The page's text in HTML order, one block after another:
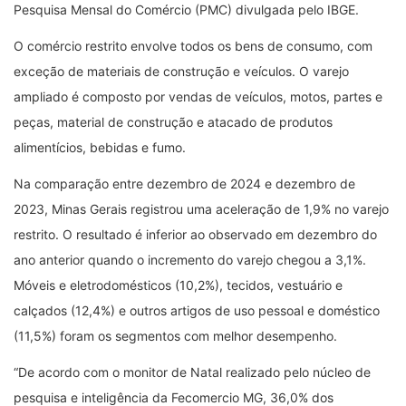
Pesquisa Mensal do Comércio (PMC) divulgada pelo IBGE.
O comércio restrito envolve todos os bens de consumo, com
exceção de materiais de construção e veículos. O varejo
ampliado é composto por vendas de veículos, motos, partes e
peças, material de construção e atacado de produtos
alimentícios, bebidas e fumo.
Na comparação entre dezembro de 2024 e dezembro de
2023, Minas Gerais registrou uma aceleração de 1,9% no varejo
restrito. O resultado é inferior ao observado em dezembro do
ano anterior quando o incremento do varejo chegou a 3,1%.
Móveis e eletrodomésticos (10,2%), tecidos, vestuário e
calçados (12,4%) e outros artigos de uso pessoal e doméstico
(11,5%) foram os segmentos com melhor desempenho.
“De acordo com o monitor de Natal realizado pelo núcleo de
pesquisa e inteligência da Fecomercio MG, 36,0% dos